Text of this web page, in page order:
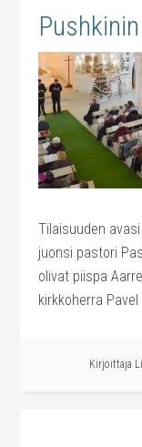
Tilaisuuden
juonsi pastori
olivat piispa
kirkkoherra Pavel
Kirjoittaja